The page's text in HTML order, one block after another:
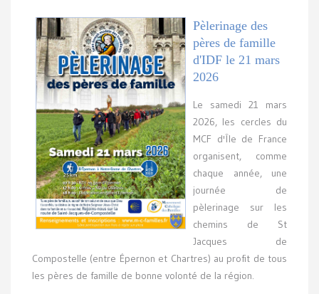
Pèlerinage des
pères de famille
d'IDF le 21 mars
2026
Le samedi 21 mars
2026, les cercles du
MCF d'Île de France
organisent, comme
chaque année, une
journée de
pèlerinage sur les
chemins de St
Jacques de
Compostelle (entre Épernon et Chartres) au profit de tous
les pères de famille de bonne volonté de la région.